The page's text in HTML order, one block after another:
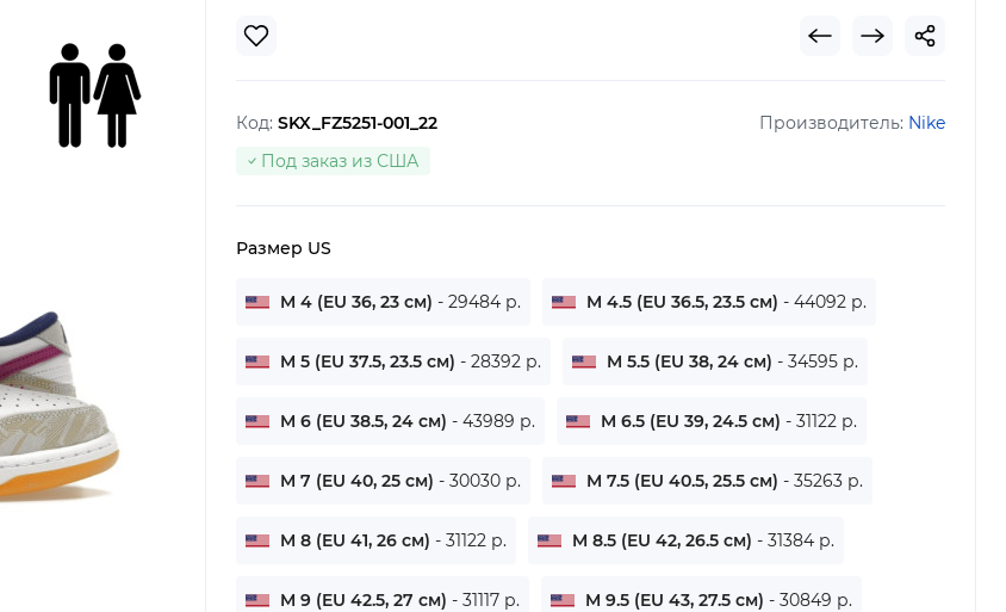
Код: SKX_FZ5251-001_22 Производитель: Nike
Под заказ из США
Размер US
M 4 (EU 36, 23 см) - 29484 р. M 4.5 (EU 36.5, 23.5 см) - 44092 р.
M 5 (EU 37.5, 23.5 см) - 28392 р. M 5.5 (EU 38, 24 см) - 34595 р.
M 6 (EU 38.5, 24 см) - 43989 р. M 6.5 (EU 39, 24.5 см) - 31122 р.
M 7 (EU 40, 25 см) - 30030 р. M 7.5 (EU 40.5, 25.5 см) - 35263 р.
M 8 (EU 41, 26 см) - 31122 р. M 8.5 (EU 42, 26.5 см) - 31384 р.
M 9 (EU 42.5, 27 см) - 31117 р. M 9.5 (EU 43, 27.5 см) - 30849 р.